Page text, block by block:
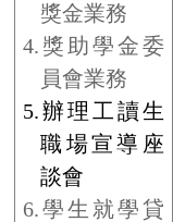
獎金業務
4. 獎助學金委
員會業務
5.辦理工讀生
職場宣導座
談會
6.學生就學貸